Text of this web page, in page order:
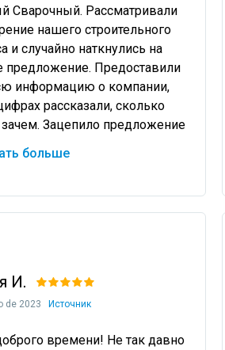
Сварочный. Рассматривали
нашего строительного
и случайно наткнулись на
предложение. Предоставили
информацию о компании,
рассказали, сколько
зачем. Зацепило предложение
плюс ассортимент и
больше
И.
de 2023 Источник
времени! Не так давно